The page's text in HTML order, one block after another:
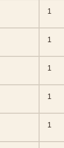
1
1
1
1
1